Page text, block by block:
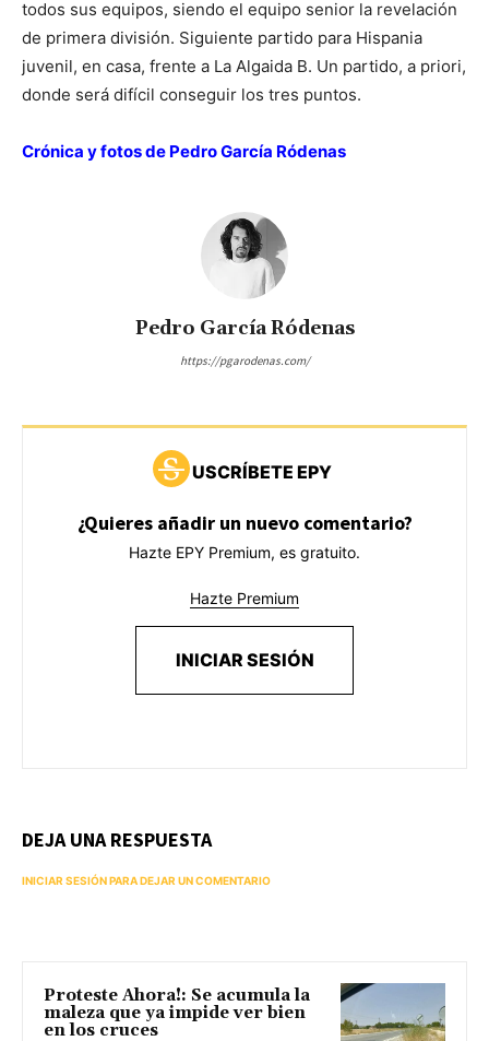
todos sus equipos, siendo el equipo senior la revelación
de primera división. Siguiente partido para Hispania
juvenil, en casa, frente a La Algaida B. Un partido, a priori,
donde será difícil conseguir los tres puntos.
Crónica y fotos de Pedro García Ródenas
Pedro García Ródenas
https://pgarodenas.com/
USCRÍBETE EPY
¿Quieres añadir un nuevo comentario?
Hazte EPY Premium, es gratuito.
Hazte Premium
INICIAR SESIÓN
DEJA UNA RESPUESTA
INICIAR SESIÓN PARA DEJAR UN COMENTARIO
Proteste Ahora!: Se acumula la
maleza que ya impide ver bien
en los cruces